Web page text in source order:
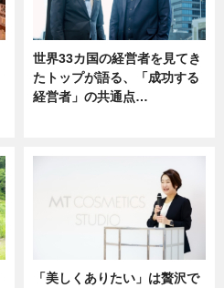
世界33カ国の経営者を見てき
たトップが語る、「成功する
経営者」の共通点…
「美しくありたい」は贅沢で